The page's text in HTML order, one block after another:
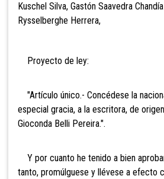
Kuschel Silva, Gastón Saavedra
Rysselberghe Herrera,
Proyecto de ley:
"Artículo único.- Concédese la
especial gracia, a la escritora, de
Gioconda Belli Pereira.".
Y por cuanto he tenido a bien
tanto, promúlguese y llévese a efecto